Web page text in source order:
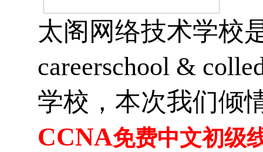
太阁网络技术学校
careerschool &
学校，本次我们倾
CCNA免费中文初级